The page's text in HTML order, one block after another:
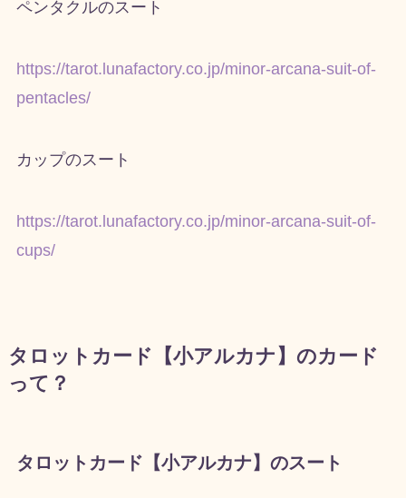
ペンタクルのスート
https://tarot.lunafactory.co.jp/minor-arcana-suit-of-
pentacles/
カップのスート
https://tarot.lunafactory.co.jp/minor-arcana-suit-of-
cups/
タロットカード【小アルカナ】のカード
って？
タロットカード【小アルカナ】のスート